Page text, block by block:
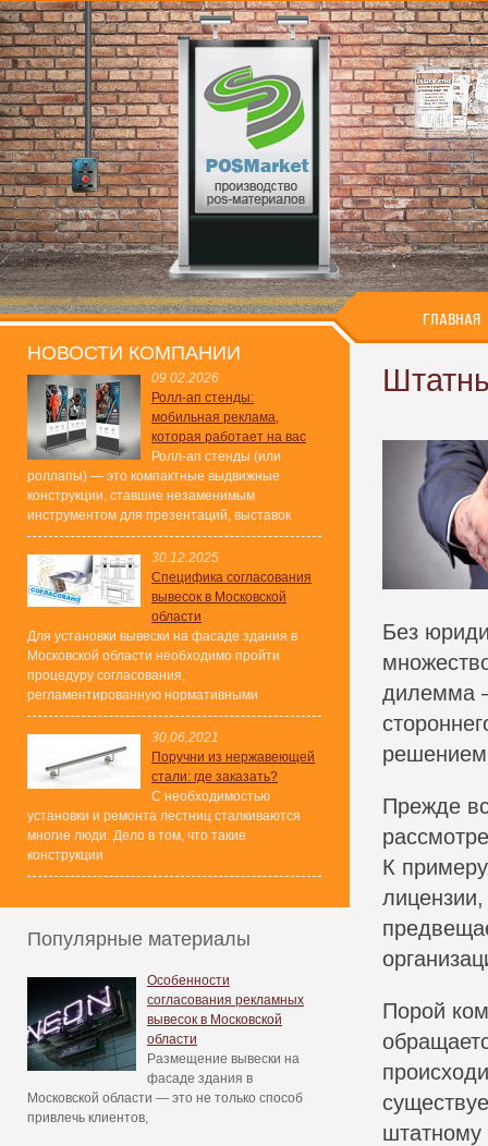
ГЛАВНАЯ
НОВОСТИ КОМПАНИИ
09.02.2026
Ролл-ап стенды:
мобильная реклама,
которая работает на вас
Ролл-ап стенды (или
роллапы) — это компактные выдвижные
конструкции, ставшие незаменимым
инструментом для презентаций, выставок
30.12.2025
Специфика согласования
вывесок в Московской
области
Для установки вывески на фасаде здания в
Московской области необходимо пройти
процедуру согласования,
регламентированную нормативными
30.06.2021
Поручни из нержавеющей
стали: где заказать?
С необходимостью
установки и ремонта лестниц сталкиваются
многие люди. Дело в том, что такие
конструкции
Популярные материалы
Особенности
согласования рекламных
вывесок в Московской
области
Размещение вывески на
фасаде здания в
Московской области — это не только способ
привлечь клиентов,
Без
дилемма
Прежде
К
Порой
штатному